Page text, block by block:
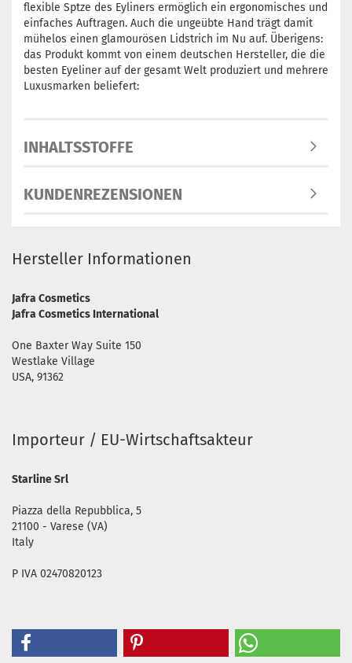
flexible Sptze des Eyliners ermöglich ein ergonomisches und
einfaches Auftragen. Auch die ungeübte Hand trägt damit
mühelos einen glamourösen Lidstrich im Nu auf. Überigens:
das Produkt kommt von einem deutschen Hersteller, die die
besten Eyeliner auf der gesamt Welt produziert und mehrere
Luxusmarken beliefert:
INHALTSSTOFFE
KUNDENREZENSIONEN
Hersteller Informationen
Jafra Cosmetics
Jafra Cosmetics International
One Baxter Way Suite 150
Westlake Village
USA, 91362
Importeur / EU-Wirtschaftsakteur
Starline Srl
Piazza della Repubblica, 5
21100 - Varese (VA)
Italy
P IVA 02470820123